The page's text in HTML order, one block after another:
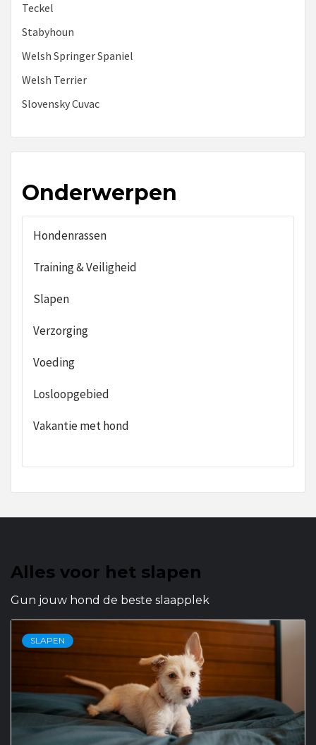
Teckel
Stabyhoun
Welsh Springer Spaniel
Welsh Terrier
Slovensky Cuvac
Onderwerpen
Hondenrassen
Training & Veiligheid
Slapen
Verzorging
Voeding
Losloopgebied
Vakantie met hond
Alles voor het slapen
Gun jouw hond de beste slaapplek
SLAPEN